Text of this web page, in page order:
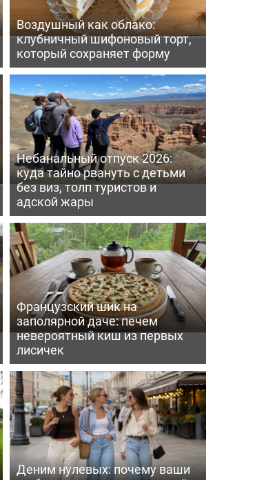
Воздушный как облако:
клубничный шифоновый торт,
который сохраняет форму
Небанальный отпуск 2026:
куда тайно рвануть с детьми
без виз, толп туристов и
адской жары
Французский шик на
заполярной даче: печем
невероятный киш из первых
лисичек
Деним нулевых: почему ваши